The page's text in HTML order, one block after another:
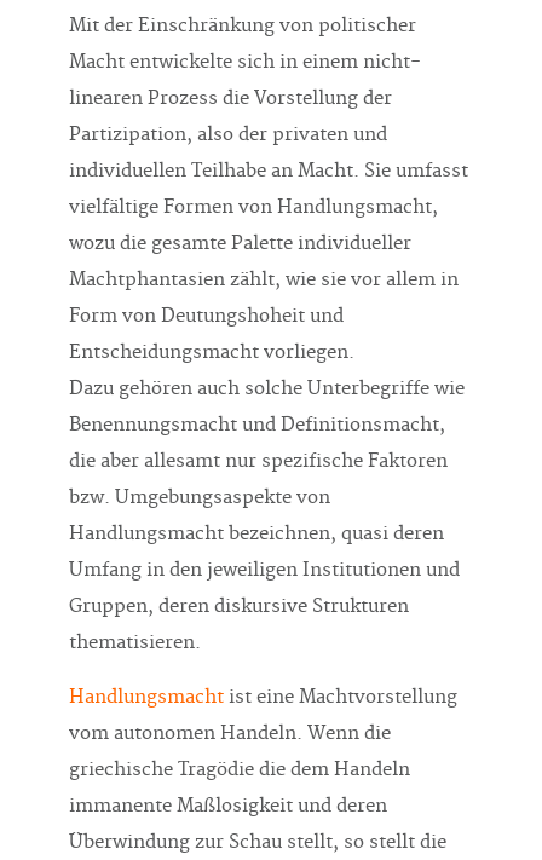
Mit der Einschränkung von politischer
Macht entwickelte sich in einem nicht-
linearen Prozess die Vorstellung der
Partizipation, also der privaten und
individuellen Teilhabe an Macht. Sie umfasst
vielfältige Formen von Handlungsmacht,
wozu die gesamte Palette individueller
Machtphantasien zählt, wie sie vor allem in
Form von Deutungshoheit und
Entscheidungsmacht vorliegen.
Dazu gehören auch solche Unterbegriffe wie
Benennungsmacht und Definitionsmacht,
die aber allesamt nur spezifische Faktoren
bzw. Umgebungsaspekte von
Handlungsmacht bezeichnen, quasi deren
Umfang in den jeweiligen Institutionen und
Gruppen, deren diskursive Strukturen
thematisieren.
Handlungsmacht ist eine Machtvorstellung
vom autonomen Handeln. Wenn die
griechische Tragödie die dem Handeln
immanente Maßlosigkeit und deren
Überwindung zur Schau stellt, so stellt die